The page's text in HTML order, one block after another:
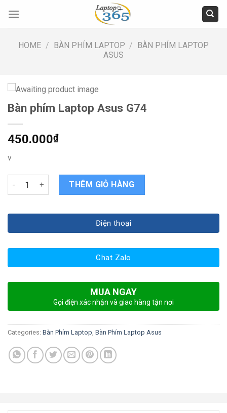
HOME / BÀN PHÍM LAPTOP / BÀN PHÍM LAPTOP
ASUS
Bàn phím Laptop Asus G74
450.000₫
v
Bàn phím Laptop Asus G74 quantity
THÊM GIỎ HÀNG
Điện thoại
Chat Zalo
MUA NGAY
Gọi điện xác nhận và giao hàng tận nơi
Categories: Bàn Phím Laptop, Bàn Phím Laptop Asus